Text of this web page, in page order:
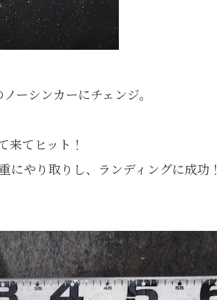
ーシンカーにチェンジ。
来てヒット！
にやり取りし、ランディングに成功！